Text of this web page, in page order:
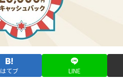
はてブ LINE